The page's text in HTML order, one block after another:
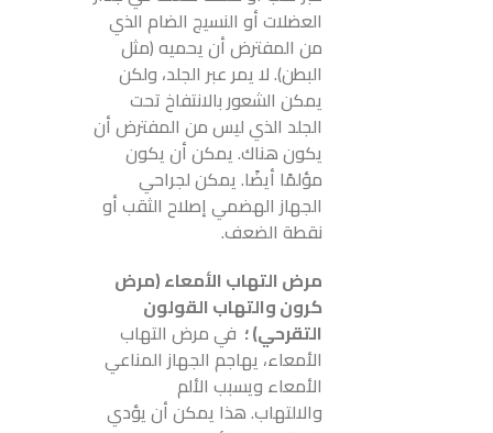
العضلات أو النسيج الضام الذي
من المفترض أن يحميه (مثل
البطن). لا يمر عبر الجلد، ولكن
يمكن الشعور بالانتفاخ تحت
الجلد الذي ليس من المفترض أن
يكون هناك. يمكن أن يكون
مؤلمًا أيضًا. يمكن لجراحي
الجهاز الهضمي إصلاح الثقب أو
نقطة الضعف.
مرض التهاب الأمعاء (مرض
كرون والتهاب القولون
التقرحي) ؛ في مرض التهاب
الأمعاء، يهاجم الجهاز المناعي
الأمعاء ويسبب الألم
والالتهاب. هذا يمكن أن يؤدي